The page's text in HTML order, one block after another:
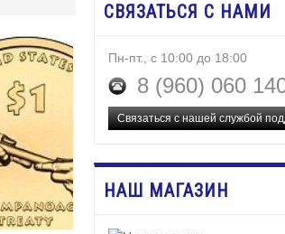
СВЯЗАТЬСЯ С НАМИ
Пн-пт., с 10:00 до 18:00
8 (960) 060
Связаться с нашей службой
НАШ МАГАЗИН